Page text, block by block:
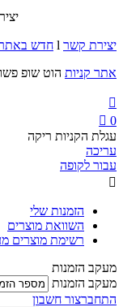
יצירת קשר חדש
אתר קניות הוט שופ

0

עגלת הקניות ריקה
עריכה
עבור לקופה

הזמנות שלי
השוואת מוצרים
רשימת מוצרים
מעקב הזמנות
מעקב הזמנות
התחברצור חשבון